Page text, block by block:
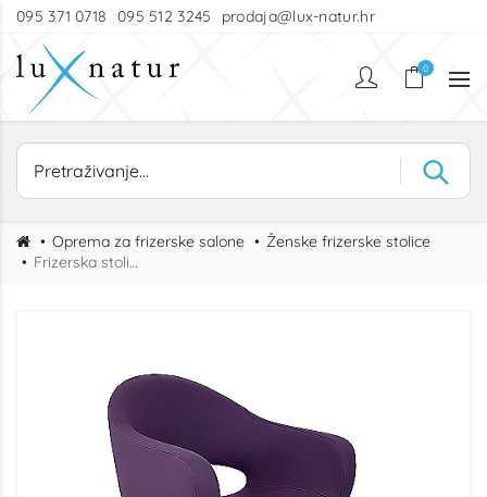
095 371 0718 095 512 3245 prodaja@lux-natur.hr
0
Oprema za frizerske salone
Ženske frizerske stolice
Frizerska stolica Flora BL